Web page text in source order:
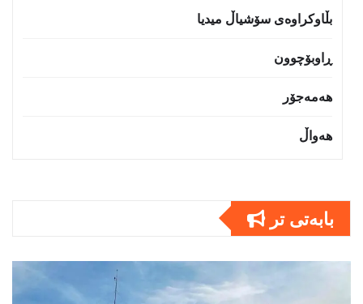
بڵاوکراوەی سۆشیاڵ میدیا
ڕاوبۆچوون
هەمەجۆر
هەواڵ
بابەتى تر